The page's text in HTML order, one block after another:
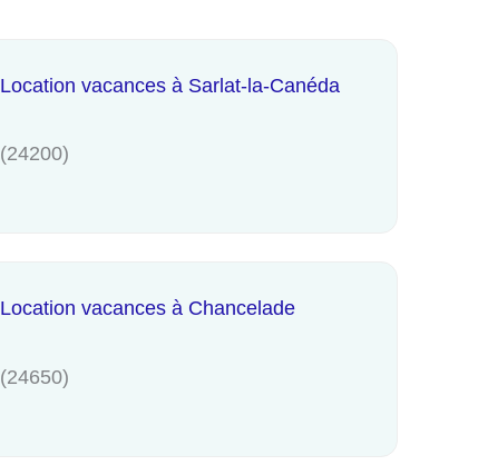
Location vacances à Sarlat-la-Canéda
(24200)
Location vacances à Chancelade
(24650)